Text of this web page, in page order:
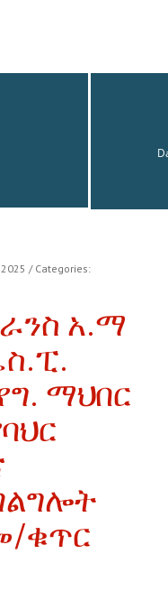
/ Categories:
አ.ማ
ማህበር
ቁጥር